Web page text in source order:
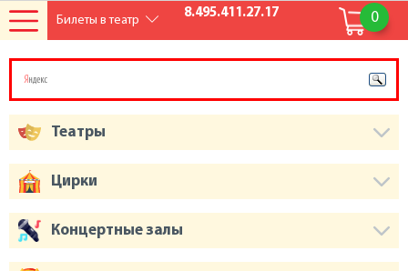
0
8.495.411.27.17
Театры
Цирки
Концертные залы
Билеты в театр